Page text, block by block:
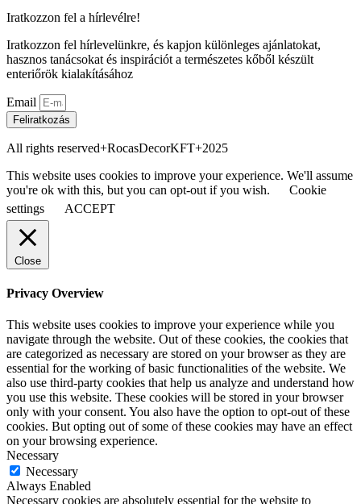
Iratkozzon fel a hírlevélre!
Iratkozzon fel hírlevelünkre, és kapjon különleges ajánlatokat,
hasznos tanácsokat és inspirációt a természetes kőből készült
enteriőrök kialakításához
Email
Feliratkozás
All rights reserved+RocasDecorKFT+2025
This website uses cookies to improve your experience. We'll assume
you're ok with this, but you can opt-out if you wish.
Cookie
settings
ACCEPT
Close
Privacy Overview
This website uses cookies to improve your experience while you
navigate through the website. Out of these cookies, the cookies that
are categorized as necessary are stored on your browser as they are
essential for the working of basic functionalities of the website. We
also use third-party cookies that help us analyze and understand how
you use this website. These cookies will be stored in your browser
only with your consent. You also have the option to opt-out of these
cookies. But opting out of some of these cookies may have an effect
on your browsing experience.
Necessary
Necessary
Always Enabled
Necessary cookies are absolutely essential for the website to